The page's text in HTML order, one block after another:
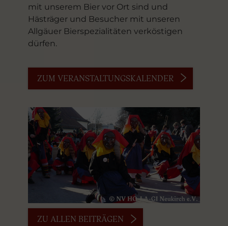
mit unserem Bier vor Ort sind und
Hästräger und Besucher mit unseren
Allgäuer Bierspezialitäten verköstigen
dürfen.
ZUM VERANSTALTUNGSKALENDER
ZU ALLEN BEITRÄGEN